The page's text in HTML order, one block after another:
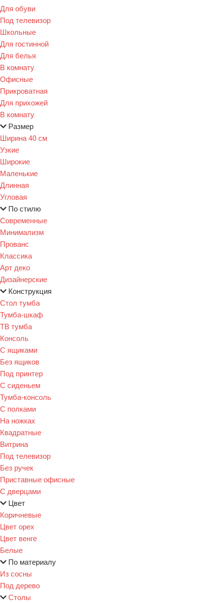
Для обуви
Под телевизор
Школьные
Для гостинной
Для белья
В комнату
Офисные
Прикроватная
Для прихожей
В комнату
Размер
Ширина 40 см
Узкие
Широкие
Маленькие
Длинная
Угловая
По стилю
Современные
Минимализм
Прованс
Классика
Арт деко
Дизайнерские
Конструкция
Стол тумба
Тумба-шкаф
ТВ тумба
Консоль
С ящиками
Без ящиков
Под принтер
С сиденьем
Тумба-консоль
С полками
На ножках
Квадратные
Витрина
Под телевизор
Без ручек
Приставные офисные
С дверцами
Цвет
Коричневые
Цвет орех
Цвет венге
Белые
По материалу
Из сосны
Под дерево
Столы